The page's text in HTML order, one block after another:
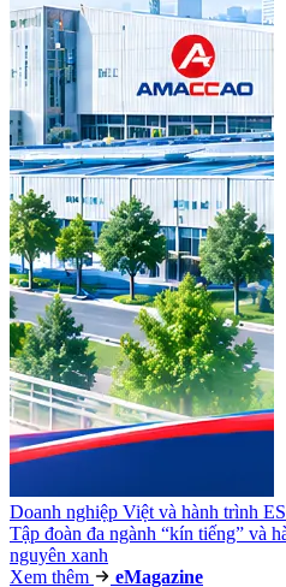
Doanh nghiệp Việt và hành trình
Tập đoàn đa ngành “kín tiếng” và
nguyên xanh
Xem thêm
eMagazine